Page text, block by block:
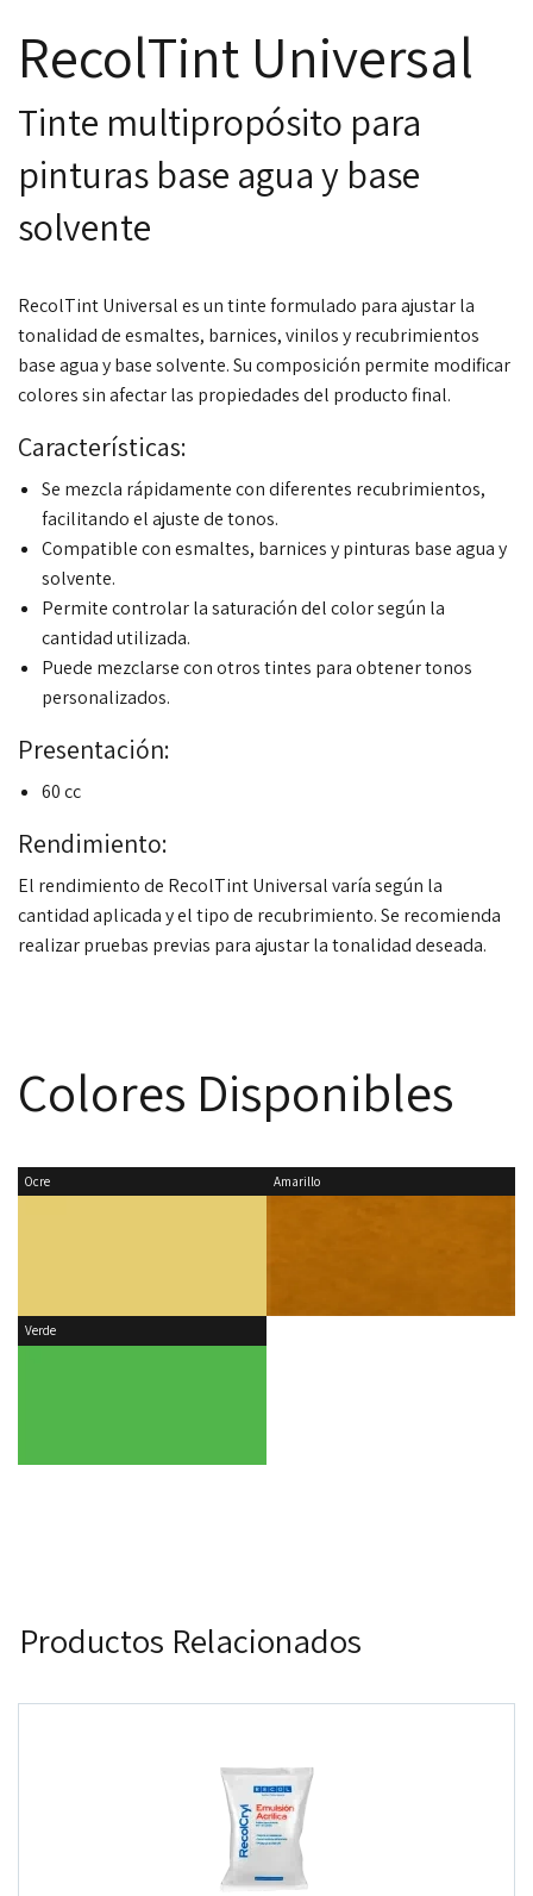
RecolTint Universal
Tinte multipropósito para
pinturas base agua y base
solvente
RecolTint Universal es un tinte formulado para ajustar la
tonalidad de esmaltes, barnices, vinilos y recubrimientos
base agua y base solvente. Su composición permite modificar
colores sin afectar las propiedades del producto final.
Características:
Se mezcla rápidamente con diferentes recubrimientos,
facilitando el ajuste de tonos.
Compatible con esmaltes, barnices y pinturas base agua y
solvente.
Permite controlar la saturación del color según la
cantidad utilizada.
Puede mezclarse con otros tintes para obtener tonos
personalizados.
Presentación:
60 cc
Rendimiento:
El rendimiento de RecolTint Universal varía según la
cantidad aplicada y el tipo de recubrimiento. Se recomienda
realizar pruebas previas para ajustar la tonalidad deseada.
Colores Disponibles
Ocre Amarillo
Verde
Productos Relacionados